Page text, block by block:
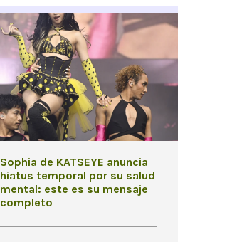
Sophia de KATSEYE anuncia
hiatus temporal por su salud
mental: este es su mensaje
completo